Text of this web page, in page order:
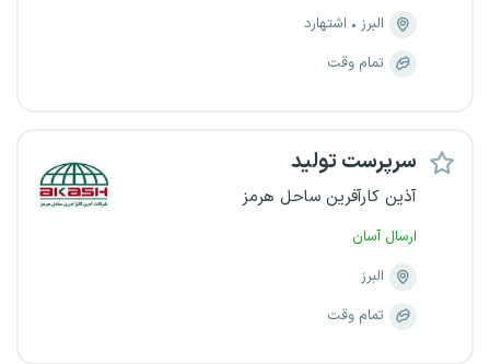
البرز
اشتهارد
تمام وقت
سرپرست تولید
آذین کارآفرین ساحل هرمز
ارسال آسان
البرز
تمام وقت